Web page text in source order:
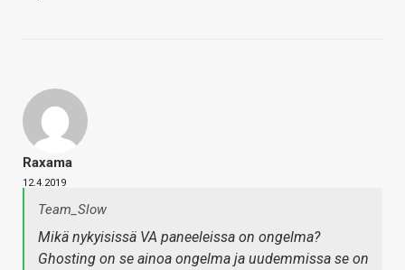
Raxama
12.4.2019
Team_Slow
Mikä nykyisissä VA paneeleissa on ongelma?
Ghosting on se ainoa ongelma ja uudemmissa se on